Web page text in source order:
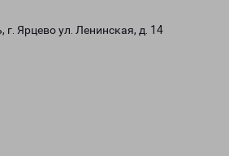
г. Ярцево ул. Ленинская, д. 14